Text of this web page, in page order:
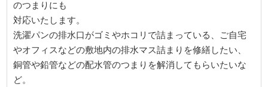
のつまりにも
対応いたします。
洗濯パンの排水口がゴミやホコリで詰まっている、ご自宅
やオフィスなどの敷地内の排水マス詰まりを修繕したい、
銅管や鉛管などの配水管のつまりを解消してもらいたいな
ど。